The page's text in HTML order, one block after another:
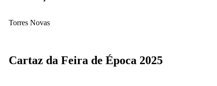
Torres Novas
Cartaz da Feira de Época 2025